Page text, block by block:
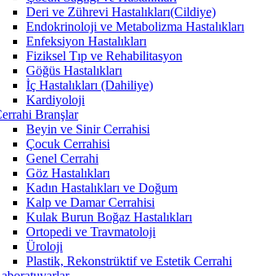
Deri ve Zührevi Hastalıkları(Cildiye)
Endokrinoloji ve Metabolizma Hastalıkları
Enfeksiyon Hastalıkları
Fiziksel Tıp ve Rehabilitasyon
Göğüs Hastalıkları
İç Hastalıkları (Dahiliye)
Kardiyoloji
Branşlar
Beyin ve Sinir Cerrahisi
Çocuk Cerrahisi
Genel Cerrahi
Göz Hastalıkları
Kadın Hastalıkları ve Doğum
Kalp ve Damar Cerrahisi
Kulak Burun Boğaz Hastalıkları
Ortopedi ve Travmatoloji
Üroloji
Plastik, Rekonstrüktif ve Estetik Cerrahi